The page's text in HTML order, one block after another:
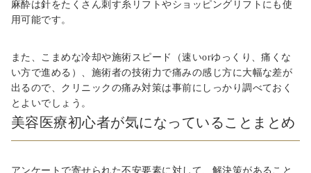
麻酔は針をたくさん刺す糸リフトやショッピングリフトにも使
用可能です。
また、こまめな冷却や施術スピード（速いorゆっくり、痛くな
い方で進める）、施術者の技術力で痛みの感じ方に大幅な差が
出るので、クリニックの痛み対策は事前にしっかり調べておく
とよいでしょう。
美容医療初心者が気になっていることまとめ
アンケートで寄せられた不安要素に対して、解決策があること